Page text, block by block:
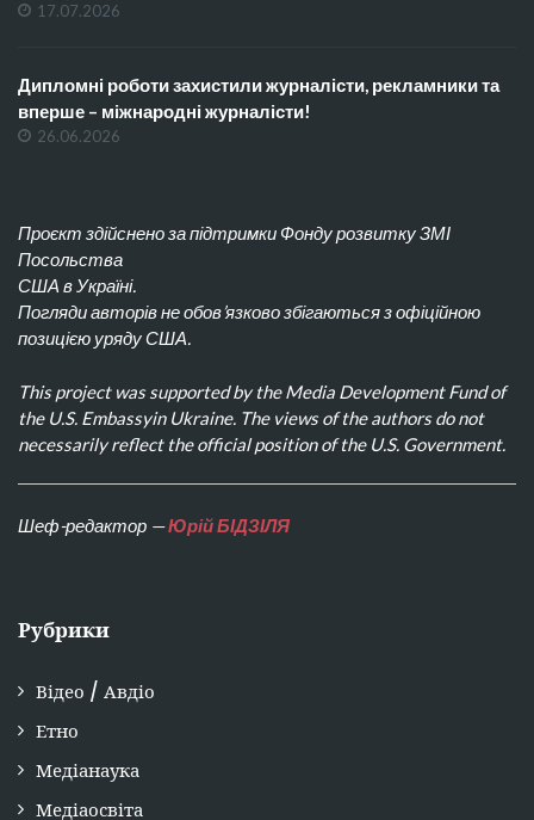
17.07.2026
Дипломні роботи захистили журналісти, рекламники та
вперше – міжнародні журналісти!
26.06.2026
Проєкт здійснено за підтримки Фонду розвитку ЗМІ
Посольства
США в Україні.
Погляди авторів не обов’язково збігаються з офіційною
позицією уряду США.
This project was supported by the Media Development Fund of
the U.S. Embassyin Ukraine. The views of the authors do not
necessarily reflect the official position of the U.S. Government.
Шеф-редактор —Юрій БІДЗІЛЯ
Рубрики
Відео / Авдіо
Етно
Медіанаука
Медіаосвіта